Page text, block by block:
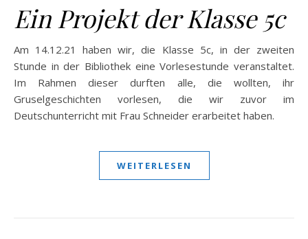
Ein Projekt der Klasse 5c
Am 14.12.21 haben wir, die Klasse 5c, in der zweiten
Stunde in der Bibliothek eine Vorlesestunde veranstaltet.
Im Rahmen dieser durften alle, die wollten, ihr
Gruselgeschichten vorlesen, die wir zuvor im
Deutschunterricht mit Frau Schneider erarbeitet haben.
WEITERLESEN